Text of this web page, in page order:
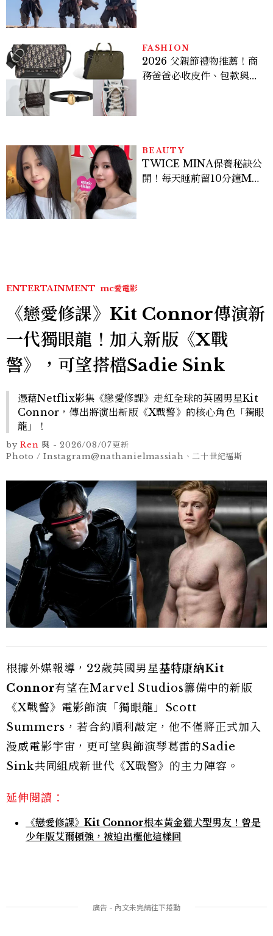
FASHION
2026 父親節禮物推薦！商
務爸爸必收皮件、包款與鞋
BEAUTY
TWICE MINA保養秘訣公
開！每天睡前留10分鐘ME
ENTERTAINMENT mc愛電影
《戀愛修課》Kit Connor傳演新
一代獨眼龍！加入新版《X戰
警》，可望搭檔Sadie Sink
憑藉Netflix影集《戀愛修課》走紅全球的英國男星Kit
Connor，傳出將演出新版《X戰警》的核心角色「獨眼
龍」！
by Ren與 -2026/08/07更新
Photo / Instagram@nathanielmassiah、二十世紀福斯
根據外媒報導，22歲英國男星基特康納Kit
Connor有望在Marvel Studios籌備中的新版
《X戰警》電影飾演「獨眼龍」Scott
Summers，若合約順利敲定，他不僅將正式加入
漫威電影宇宙，更可望與飾演琴葛雷的Sadie
Sink共同組成新世代《X戰警》的主力陣容。
延伸閱讀：
《戀愛修課》Kit Connor根本黃金獵犬型男友！曾是
少年版艾爾頓強，被迫出櫃他這樣回